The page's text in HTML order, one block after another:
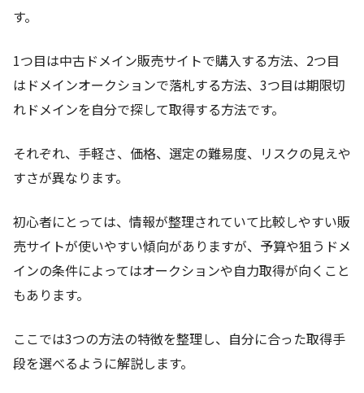
す。
1つ目は中古ドメイン販売サイトで購入する方法、2つ目
はドメインオークションで落札する方法、3つ目は期限切
れドメインを自分で探して取得する方法です。
それぞれ、手軽さ、価格、選定の難易度、リスクの見えや
すさが異なります。
初心者にとっては、情報が整理されていて比較しやすい販
売サイトが使いやすい傾向がありますが、予算や狙うドメ
インの条件によってはオークションや自力取得が向くこと
もあります。
ここでは3つの方法の特徴を整理し、自分に合った取得手
段を選べるように解説します。